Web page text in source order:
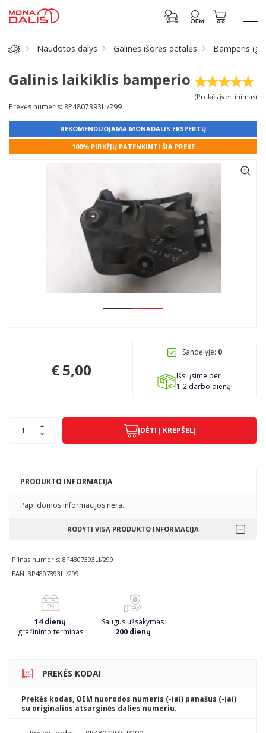
Antifrizas
Prisijungti prie paskyros
Pagojo k., Uosių g. 124, Kelmės raj.
+370 68306302
Naudotos dalys Galinės išorės detalės Bamperis
Galinis laikiklis bamperio
(Prekės įvertinimas)
Prekės numeris: 8P4807393LI/299
REKOMENDUOJAMA MONADALIS EKSPERTŲ
100% PIRKĖJŲ PATENKINTI ŠIA PREKE
PRODUKTO INFORMACIJA
Papildomos informacijos nėra.
RODYTI VISĄ PRODUKTO INFORMACIJA
Pilnas numeris: 8P4807393LI/299
EAN: 8P4807393LI/299
14 dienų
gražinimo terminas
Saugus užsakymas
200 dienų
€5,00
Sandėlyje: 0
Išsiųsime per
1-2 darbo dieną!
ĮDĖTI Į KREPŠELĮ
PREKĖS KODAI
Prekės kodas, OEM nuorodos numeris (-iai) panašus (-iai)
su originalios atsarginės dalies numeriu.